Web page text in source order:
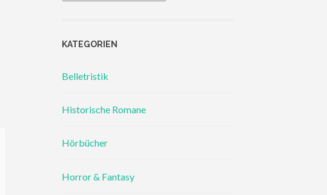
KATEGORIEN
Belletristik
Historische Romane
Hörbücher
Horror & Fantasy